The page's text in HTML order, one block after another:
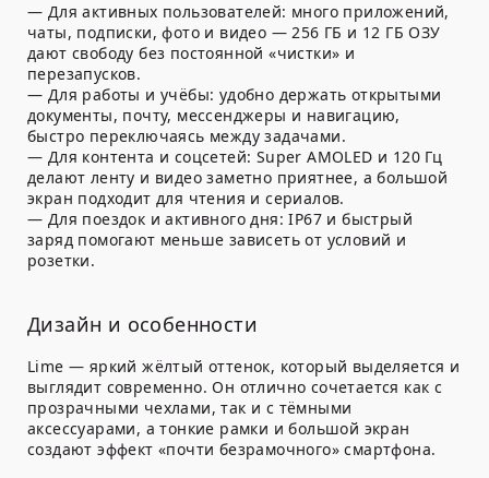
— Для активных пользователей: много приложений,
чаты, подписки, фото и видео — 256 ГБ и 12 ГБ ОЗУ
дают свободу без постоянной «чистки» и
перезапусков.
— Для работы и учёбы: удобно держать открытыми
документы, почту, мессенджеры и навигацию,
быстро переключаясь между задачами.
— Для контента и соцсетей: Super AMOLED и 120 Гц
делают ленту и видео заметно приятнее, а большой
экран подходит для чтения и сериалов.
— Для поездок и активного дня: IP67 и быстрый
заряд помогают меньше зависеть от условий и
розетки.
Дизайн и особенности
Lime — яркий жёлтый оттенок, который выделяется и
выглядит современно. Он отлично сочетается как с
прозрачными чехлами, так и с тёмными
аксессуарами, а тонкие рамки и большой экран
создают эффект «почти безрамочного» смартфона.